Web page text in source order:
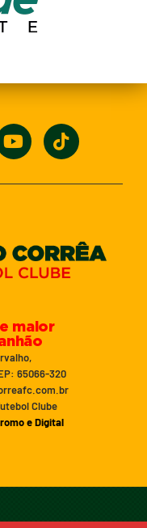
maior
65066-320
Clube
e Digital